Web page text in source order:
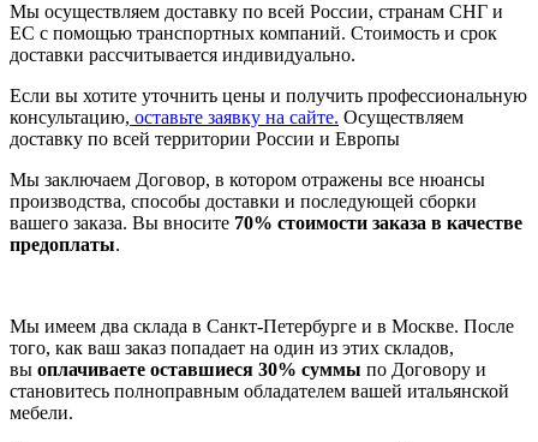
Мы осуществляем доставку по всей России, странам СНГ и
ЕС с помощью транспортных компаний. Стоимость и срок
доставки рассчитывается индивидуально.
Если вы хотите уточнить цены и получить профессиональную
консультацию, оставьте заявку на сайте. Осуществляем
доставку по всей территории России и Европы
Мы заключаем Договор, в котором отражены все нюансы
производства, способы доставки и последующей сборки
вашего заказа. Вы вносите 70% стоимости заказа в качестве
предоплаты.
Мы имеем два склада в Санкт-Петербурге и в Москве. После
того, как ваш заказ попадает на один из этих складов,
вы оплачиваете оставшиеся 30% суммы по Договору и
становитесь полноправным обладателем вашей итальянской
мебели.